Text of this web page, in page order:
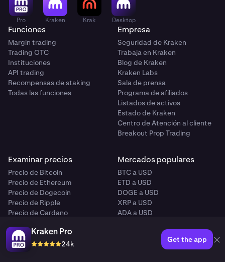
Kraken Pro
24k Get the app
Pro Kraken Krak Desktop
Funciones
Margin trading
Trading OTC
Instituciones
API trading
Recompensas de staking
Todas las funciones
Empresa
Seguridad de Kraken
Trabaja en Kraken
Blog de Kraken
Kraken Labs
Sala de prensa
Programa de afiliados
Listados de activos
Estado de Kraken
Centro de Atención al cliente
Breakout Prop Trading
Examinar precios
Precio de Bitcoin
Precio de Ethereum
Precio de Dogecoin
Precio de Ripple
Precio de Cardano
Precio de Litecoin
Todos los precios de las
criptomonedas
Mercados populares
BTC a USD
ETD a USD
DOGE a USD
XRP a USD
ADA a USD
Todos los criptomercados